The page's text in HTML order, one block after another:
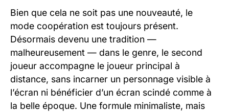
Bien que cela ne soit pas une nouveauté, le
mode coopération est toujours présent.
Désormais devenu une tradition —
malheureusement — dans le genre, le second
joueur accompagne le joueur principal à
distance, sans incarner un personnage visible à
l’écran ni bénéficier d’un écran scindé comme à
la belle époque. Une formule minimaliste, mais